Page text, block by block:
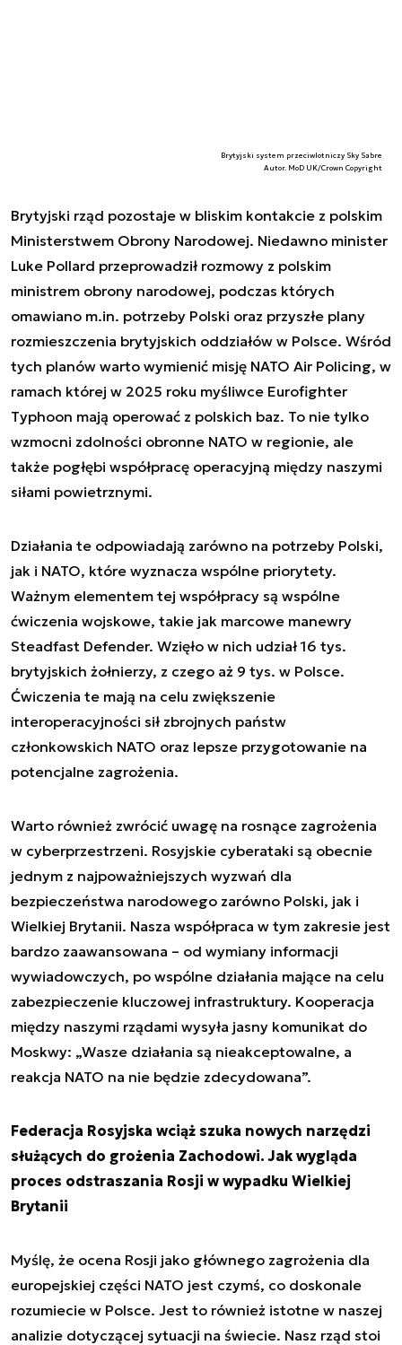
Brytyjski system przeciwlotniczy Sky Sabre
Autor. MoD UK/Crown Copyright
Brytyjski rząd pozostaje w bliskim kontakcie z polskim
Ministerstwem Obrony Narodowej. Niedawno minister
Luke Pollard przeprowadził rozmowy z polskim
ministrem obrony narodowej, podczas których
omawiano m.in. potrzeby Polski oraz przyszłe plany
rozmieszczenia brytyjskich oddziałów w Polsce. Wśród
tych planów warto wymienić misję NATO Air Policing, w
ramach której w 2025 roku myśliwce Eurofighter
Typhoon mają operować z polskich baz. To nie tylko
wzmocni zdolności obronne NATO w regionie, ale
także pogłębi współpracę operacyjną między naszymi
siłami powietrznymi.
Działania te odpowiadają zarówno na potrzeby Polski,
jak i NATO, które wyznacza wspólne priorytety.
Ważnym elementem tej współpracy są wspólne
ćwiczenia wojskowe, takie jak marcowe manewry
Steadfast Defender. Wzięło w nich udział 16 tys.
brytyjskich żołnierzy, z czego aż 9 tys. w Polsce.
Ćwiczenia te mają na celu zwiększenie
interoperacyjności sił zbrojnych państw
członkowskich NATO oraz lepsze przygotowanie na
potencjalne zagrożenia.
Warto również zwrócić uwagę na rosnące zagrożenia
w cyberprzestrzeni. Rosyjskie cyberataki są obecnie
jednym z najpoważniejszych wyzwań dla
bezpieczeństwa narodowego zarówno Polski, jak i
Wielkiej Brytanii. Nasza współpraca w tym zakresie jest
bardzo zaawansowana – od wymiany informacji
wywiadowczych, po wspólne działania mające na celu
zabezpieczenie kluczowej infrastruktury. Kooperacja
między naszymi rządami wysyła jasny komunikat do
Moskwy: „Wasze działania są nieakceptowalne, a
reakcja NATO na nie będzie zdecydowana”.
Federacja Rosyjska wciąż szuka nowych narzędzi
służących do grożenia Zachodowi. Jak wygląda
proces odstraszania Rosji w wypadku Wielkiej
Brytanii
Myślę, że ocena Rosji jako głównego zagrożenia dla
europejskiej części NATO jest czymś, co doskonale
rozumiecie w Polsce. Jest to również istotne w naszej
analizie dotyczącej sytuacji na świecie. Nasz rząd stoi